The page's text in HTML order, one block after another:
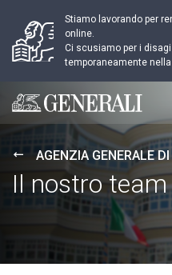
Stiamo lavorando per
online.
Ci scusiamo per i
temporaneamente
Generali logo
AGENZIA GENERALE
Il nostro team